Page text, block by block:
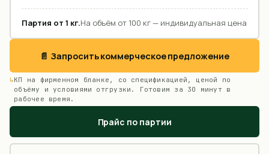
Партия от 1 кг.На объём от 100 кг — индивидуальная цена
📄 Запросить коммерческое предложение
КП на фирменном бланке, со спецификацией, ценой по
объёму и условиями отгрузки. Готовим за 30 минут в
рабочее время.
Прайс по партии